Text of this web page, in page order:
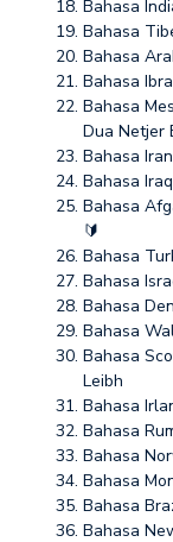
Bahasa
Bahasa
Bahasa
Bahasa
Bahasa
Dua Netjer
Bahasa
Bahasa
Bahasa
🔰
Bahasa
Bahasa
Bahasa
Bahasa
Bahasa
Leibh
Bahasa
Bahasa
Bahasa
Bahasa
Bahasa
Bahasa